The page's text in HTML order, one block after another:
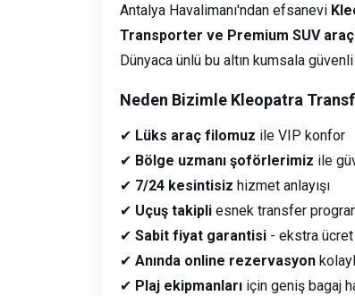
Antalya Havalimanı'ndan efsanevi
Transporter ve Premium SUV
Dünyaca ünlü bu altın kumsala
Neden Bizimle Kleopatra
✔ Lüks araç filomuz ile VIP konfor
✔ Bölge uzmanı şoförlerimiz ile
✔ 7/24 kesintisiz hizmet anlayışı
✔ Uçuş takipli esnek transfer
✔ Sabit fiyat garantisi - ekstra
✔ Anında online rezervasyon
✔ Plaj ekipmanları için geniş bagaj